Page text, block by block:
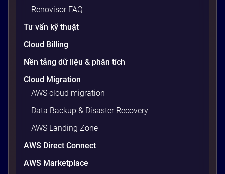
viện, cấu hình OS, biến môi trường – những thứ
20 phút
Renovisor FAQ
Tư vấn kỹ thuật
Cloud Billing
Nền tảng dữ liệu & phân tích
Cloud Migration
AWS cloud migration
Data Backup & Disaster Recovery
AWS Landing Zone
AWS Direct Connect
AWS Marketplace